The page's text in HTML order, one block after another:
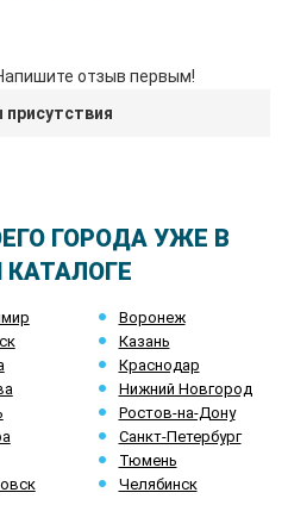
отзыв первым!
присутствия
ГОРОДА УЖЕ В
Воронеж
Казань
Краснодар
Нижний Новгород
Ростов-на-Дону
Санкт-Петербург
Тюмень
Челябинск